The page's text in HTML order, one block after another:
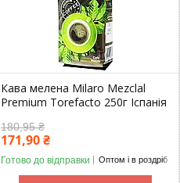
Кава мелена Milaro Mezclal
Premium Torefacto 250г Іспанія
180,95 ₴
171,90 ₴
Готово до відправки Оптом і в роздріб